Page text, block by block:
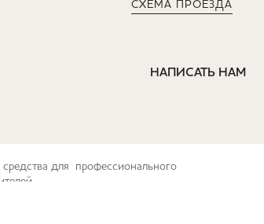
СХЕМА ПРОЕЗДА
НАПИСАТЬ НАМ
средства для профессионального